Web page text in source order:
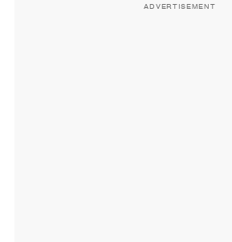
ADVERTISEMENT